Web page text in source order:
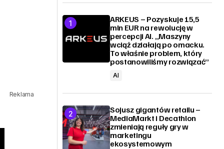
Reklama
ARKEUS – Pozyskuje 15,5
mln EUR na rewolucję w
percepcji AI. „Maszyny
wciąż działają po omacku.
To właśnie problem, który
postanowiliśmy rozwiązać”
AI
Sojusz gigantów retailu –
MediaMarkt i Decathlon
zmieniają reguły gry w
marketingu
ekosystemowym